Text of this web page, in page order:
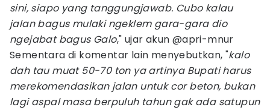
sini, siapo yang tanggungjawab. Cubo kalau
jalan bagus mulaki ngeklem gara-gara dio
ngejabat bagus Galo," ujar akun @apri-mnur
Sementara di komentar lain menyebutkan, "kalo
dah tau muat 50-70 ton ya artinya Bupati harus
merekomendasikan jalan untuk cor beton, bukan
lagi aspal masa berpuluh tahun gak ada satupun